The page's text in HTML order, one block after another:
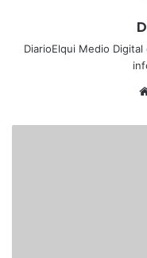
DiarioElqui Medio